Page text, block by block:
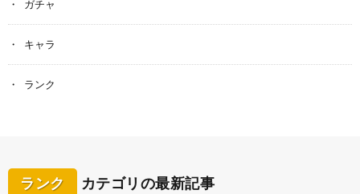
ガチャ
キャラ
ランク
ランク カテゴリの最新記事